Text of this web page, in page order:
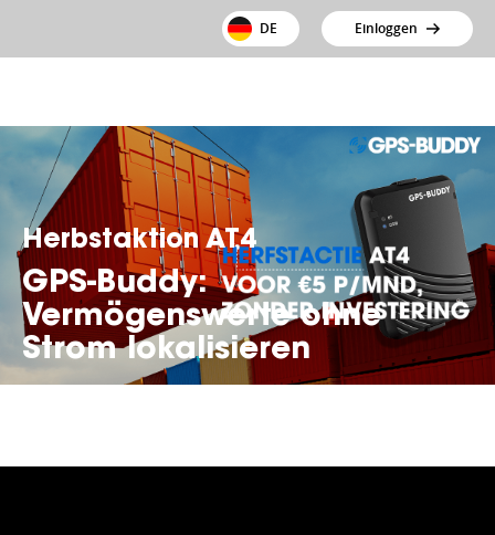
DE Einloggen
Herbstaktion AT4
GPS-Buddy:
Vermögenswerte ohne
Strom lokalisieren